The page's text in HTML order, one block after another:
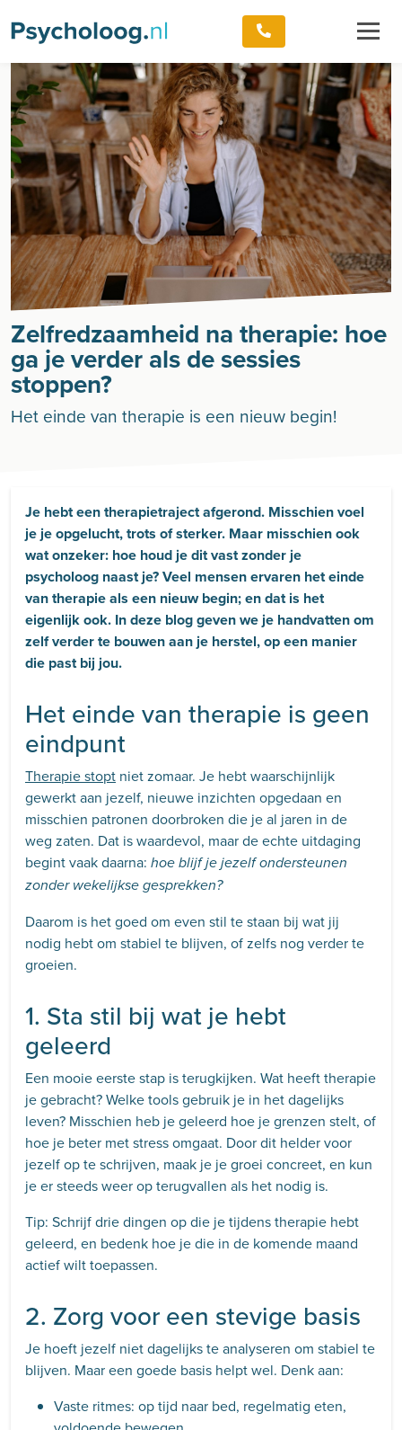
Zelfredzaamheid na therapie: hoe
ga je verder als de sessies
stoppen?
Het einde van therapie is een nieuw begin!
Je hebt een therapietraject afgerond. Misschien voel
je je opgelucht, trots of sterker. Maar misschien ook
wat onzeker: hoe houd je dit vast zonder je
psycholoog naast je? Veel mensen ervaren het einde
van therapie als een nieuw begin; en dat is het
eigenlijk ook. In deze blog geven we je handvatten om
zelf verder te bouwen aan je herstel, op een manier
die past bij jou.
Het einde van therapie is geen
eindpunt
Therapie stopt niet zomaar. Je hebt waarschijnlijk
gewerkt aan jezelf, nieuwe inzichten opgedaan en
misschien patronen doorbroken die je al jaren in de
weg zaten. Dat is waardevol, maar de echte uitdaging
begint vaak daarna: hoe blijf je jezelf ondersteunen
zonder wekelijkse gesprekken?
Daarom is het goed om even stil te staan bij wat jij
nodig hebt om stabiel te blijven, of zelfs nog verder te
groeien.
1. Sta stil bij wat je hebt
geleerd
Een mooie eerste stap is terugkijken. Wat heeft therapie
je gebracht? Welke tools gebruik je in het dagelijks
leven? Misschien heb je geleerd hoe je grenzen stelt, of
hoe je beter met stress omgaat. Door dit helder voor
jezelf op te schrijven, maak je je groei concreet, en kun
je er steeds weer op terugvallen als het nodig is.
Tip: Schrijf drie dingen op die je tijdens therapie hebt
geleerd, en bedenk hoe je die in de komende maand
actief wilt toepassen.
2. Zorg voor een stevige basis
Je hoeft jezelf niet dagelijks te analyseren om stabiel te
blijven. Maar een goede basis helpt wel. Denk aan:
Vaste ritmes: op tijd naar bed, regelmatig eten,